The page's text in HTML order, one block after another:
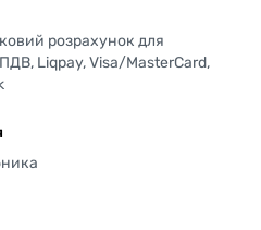
розрахунок для
Liqpay, Visa/MasterCard,